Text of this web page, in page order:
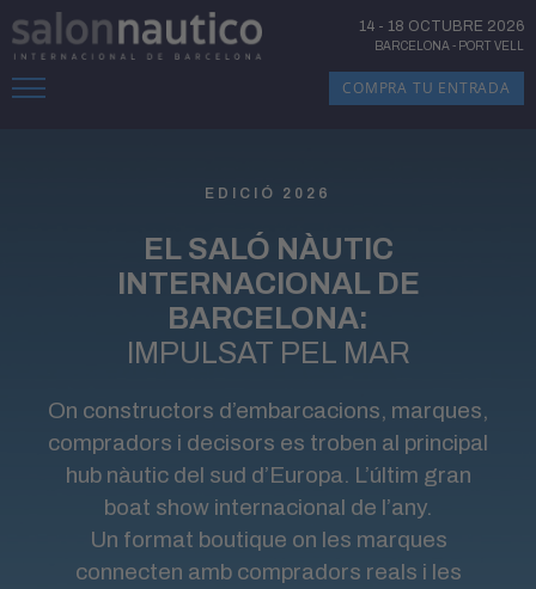
COMPRA TU ENTRADA
14 - 18 OCTUBRE 2026
BARCELONA- PORT VELL
EDICIÓ 2026
EL SALÓ NÀUTIC
INTERNACIONAL DE
BARCELONA:
IMPULSAT PEL MAR
On constructors d’embarcacions, marques,
compradors i decisors es troben al principal
hub nàutic del sud d’Europa. L’últim gran
boat show internacional de l’any.
Un format boutique on les marques
connecten amb compradors reals i les